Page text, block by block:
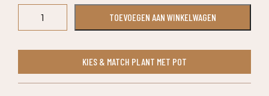
kunstpalm
160cm
TOEVOEGEN AAN WINKELWAGEN
KIES & MATCH PLANT MET POT